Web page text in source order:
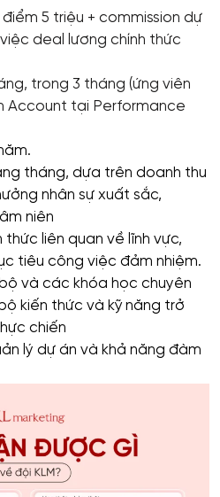
5 triệu + commission dự
deal lương chính thức
trong 3 tháng (ứng viên
Account tại Performance
tháng, dựa trên doanh thu
nhân sự xuất sắc,
niên
liên quan về lĩnh vực,
tiêu công việc đảm nhiệm.
và các khóa học chuyên
kiến thức và kỹ năng trở
chiến
lý dự án và khả năng đàm